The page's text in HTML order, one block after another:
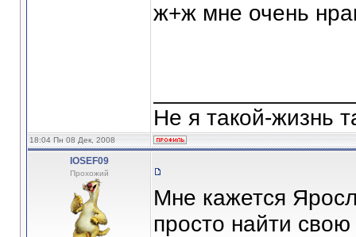
ж+ж мне очень
Не я такой-жизнь
18:04 Пн 08 Дек, 2008
IOSEF09
Прохожий
Мне кажется
просто найти